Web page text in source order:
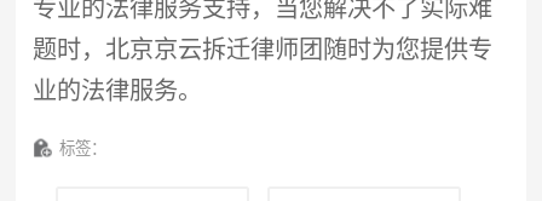
专业的法律服务支持，当您解决不了实际难
题时，北京京云拆迁律师 团随时为您提供专
业的法律服务。
标签：